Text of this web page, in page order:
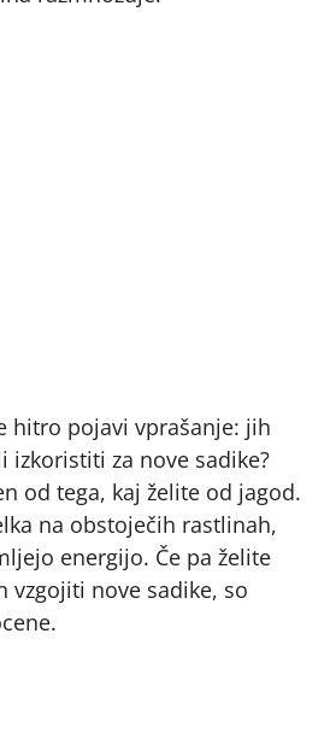
hitro pojavi vprašanje: jih
izkoristiti za nove sadike?
od tega, kaj želite od jagod.
na obstoječih rastlinah,
energijo. Če pa želite
vzgojiti nove sadike, so